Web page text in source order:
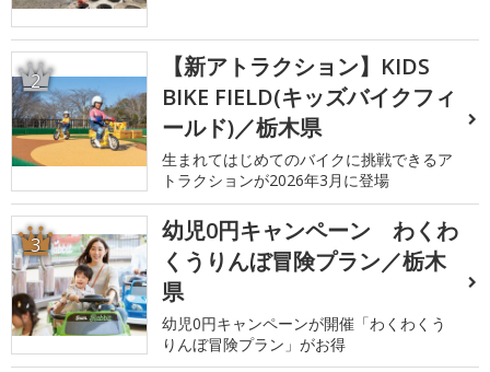
2
【新アトラクション】KIDS
BIKE FIELD(キッズバイクフィ
ールド)／栃木県
生まれてはじめてのバイクに挑戦できるア
トラクションが2026年3月に登場
3
幼児0円キャンペーン わくわ
くうりんぼ冒険プラン／栃木
県
幼児0円キャンペーンが開催「わくわくう
りんぼ冒険プラン」がお得